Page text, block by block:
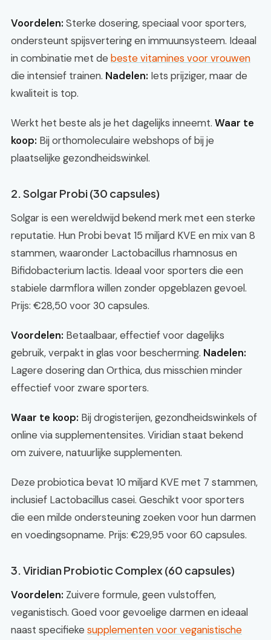
Voordelen: Sterke dosering, speciaal voor sporters,
ondersteunt spijsvertering en immuunsysteem. Ideaal
in combinatie met de beste vitamines voor vrouwen
die intensief trainen. Nadelen: Iets prijziger, maar de
kwaliteit is top.
Werkt het beste als je het dagelijks inneemt. Waar te
koop: Bij orthomoleculaire webshops of bij je
plaatselijke gezondheidswinkel.
2. Solgar Probi (30 capsules)
Solgar is een wereldwijd bekend merk met een sterke
reputatie. Hun Probi bevat 15 miljard KVE en mix van 8
stammen, waaronder Lactobacillus rhamnosus en
Bifidobacterium lactis. Ideaal voor sporters die een
stabiele darmflora willen zonder opgeblazen gevoel.
Prijs: €28,50 voor 30 capsules.
Voordelen: Betaalbaar, effectief voor dagelijks
gebruik, verpakt in glas voor bescherming. Nadelen:
Lagere dosering dan Orthica, dus misschien minder
effectief voor zware sporters.
Waar te koop: Bij drogisterijen, gezondheidswinkels of
online via supplementensites. Viridian staat bekend
om zuivere, natuurlijke supplementen.
Deze probiotica bevat 10 miljard KVE met 7 stammen,
inclusief Lactobacillus casei. Geschikt voor sporters
die een milde ondersteuning zoeken voor hun darmen
en voedingsopname. Prijs: €29,95 voor 60 capsules.
3. Viridian Probiotic Complex (60 capsules)
Voordelen: Zuivere formule, geen vulstoffen,
veganistisch. Goed voor gevoelige darmen en ideaal
naast specifieke supplementen voor veganistische